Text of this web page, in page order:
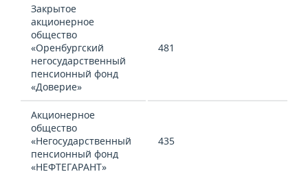
Закрытое
акционерное
общество
«Оренбургский
негосударственный
пенсионный фонд
«Доверие»
481
Акционерное
общество
«Негосударственный
пенсионный фонд
«НЕФТЕГАРАНТ»
435